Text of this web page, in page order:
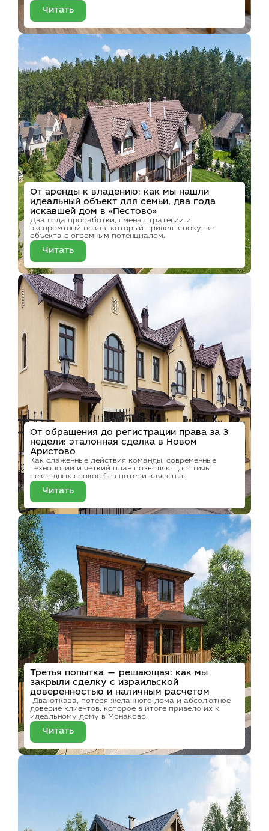
Читать
От аренды к владению: как мы нашли
идеальный объект для семьи, два года
искавшей дом в «Пестово»
Два года проработки, смена стратегии и
экспромтный показ, который привел к покупке
объекта с огромным потенциалом.
Читать
От обращения до регистрации права за 3
недели: эталонная сделка в Новом
Аристово
Как слаженные действия команды, современные
технологии и четкий план позволяют достичь
рекордных сроков без потери качества.
Читать
Третья попытка — решающая: как мы
закрыли сделку с израильской
доверенностью и наличным расчетом
Два отказа, потеря желанного дома и абсолютное
доверие клиентов, которое в итоге привело их к
идеальному дому в Монаково.
Читать